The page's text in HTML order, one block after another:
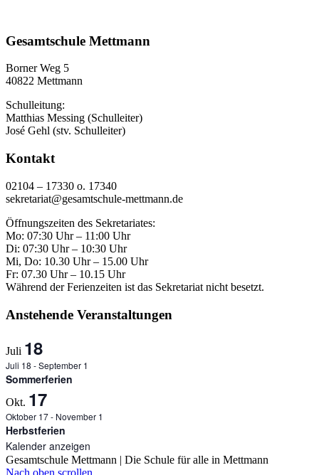
Gesamtschule Mettmann
Borner Weg 5
40822 Mettmann
Schulleitung:
Matthias Messing (Schulleiter)
José Gehl (stv. Schulleiter)
Kontakt
02104 – 17330 o. 17340
sekretariat@gesamtschule-mettmann.de
Öffnungszeiten des Sekretariates:
Mo: 07:30 Uhr – 11:00 Uhr
Di: 07:30 Uhr – 10:30 Uhr
Mi, Do: 10.30 Uhr – 15.00 Uhr
Fr: 07.30 Uhr – 10.15 Uhr
Während der Ferienzeiten ist das Sekretariat nicht besetzt.
Anstehende Veranstaltungen
Juli 18
Juli 18 -September 1
Sommerferien
Okt. 17
Oktober 17- November 1
Herbstferien
Kalender anzeigen
Gesamtschule Mettmann | Die Schule für alle in Mettmann